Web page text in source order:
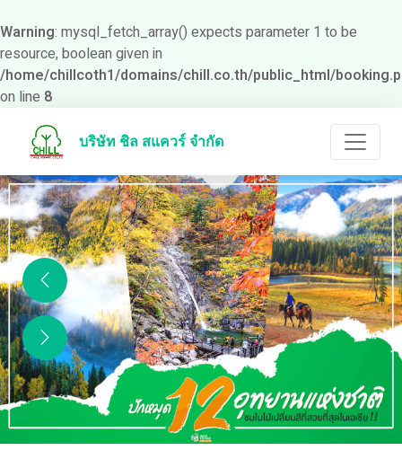
Warning: mysql_fetch_array() expects parameter 1 to be
resource, boolean given in
/home/chillcoth1/domains/chill.co.th/public_html/
on line 8
บริษัท ชิล สแควร์ จำกัด